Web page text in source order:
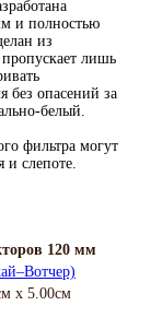
и полностью
из
лишь
без опасений за
белый.
фильтра могут
и слепоте.
120 мм
x 5.00см